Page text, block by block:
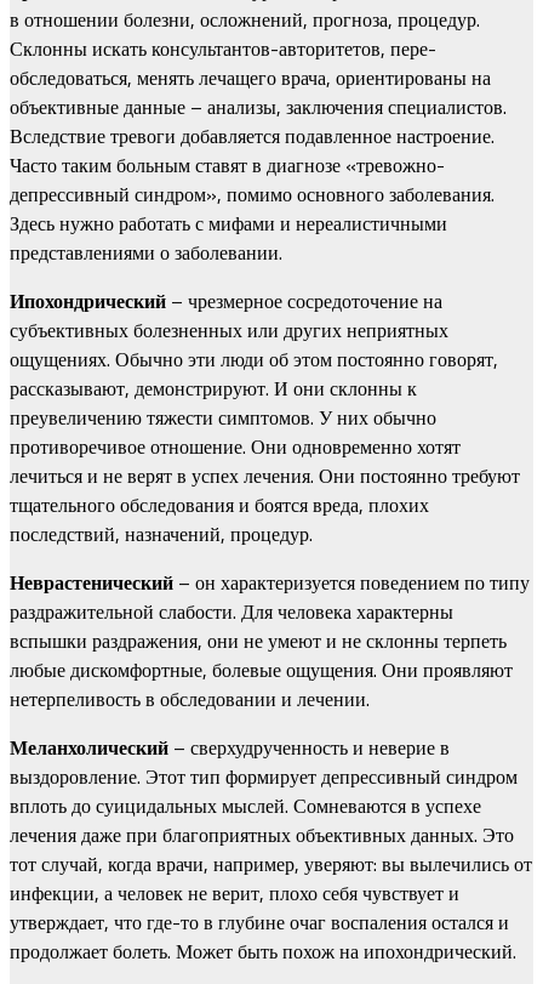
в отношении болезни, осложнений, прогноза, процедур.
Склонны искать консультантов-авторитетов, пере-
обследоваться, менять лечащего врача, ориентированы на
объективные данные – анализы, заключения специалистов.
Вследствие тревоги добавляется подавленное настроение.
Часто таким больным ставят в диагнозе «тревожно-
депрессивный синдром», помимо основного заболевания.
Здесь нужно работать с мифами и нереалистичными
представлениями о заболевании.
Ипохондрический – чрезмерное сосредоточение на
субъективных болезненных или других неприятных
ощущениях. Обычно эти люди об этом постоянно говорят,
рассказывают, демонстрируют. И они склонны к
преувеличению тяжести симптомов. У них обычно
противоречивое отношение. Они одновременно хотят
лечиться и не верят в успех лечения. Они постоянно требуют
тщательного обследования и боятся вреда, плохих
последствий, назначений, процедур.
Неврастенический – он характеризуется поведением по типу
раздражительной слабости. Для человека характерны
вспышки раздражения, они не умеют и не склонны терпеть
любые дискомфортные, болевые ощущения. Они проявляют
нетерпеливость в обследовании и лечении.
Меланхолический – сверхудрученность и неверие в
выздоровление. Этот тип формирует депрессивный синдром
вплоть до суицидальных мыслей. Сомневаются в успехе
лечения даже при благоприятных объективных данных. Это
тот случай, когда врачи, например, уверяют: вы вылечились от
инфекции, а человек не верит, плохо себя чувствует и
утверждает, что где-то в глубине очаг воспаления остался и
продолжает болеть. Может быть похож на ипохондрический.